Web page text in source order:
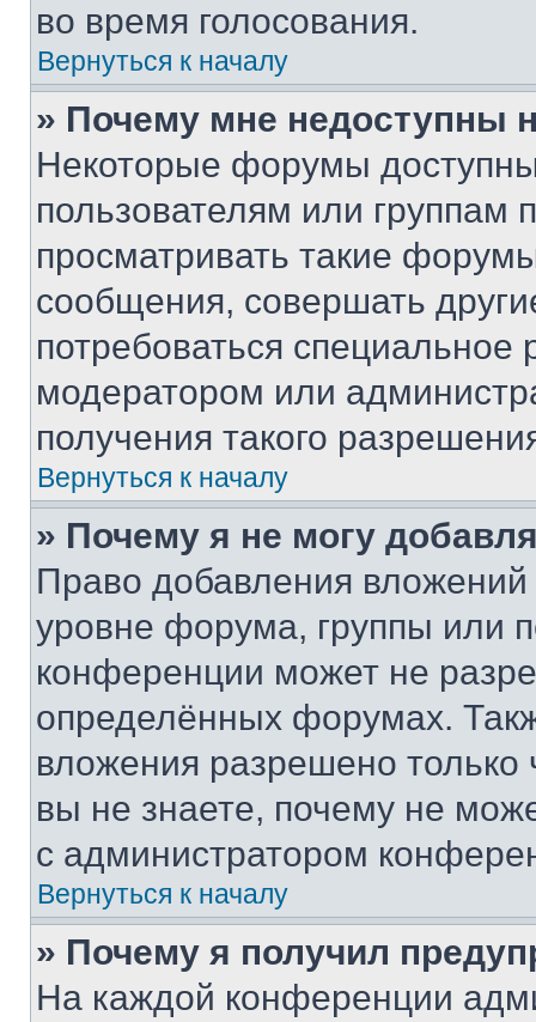
во время голосования.
Вернуться к началу
» Почему мне недоступны
Некоторые форумы
пользователям или группам
просматривать такие
сообщения, совершать
потребоваться
модератором или
получения такого
Вернуться к началу
» Почему я не могу
Право добавления
уровне форума, группы или
конференции может не
определённых форумах.
вложения разрешено
вы не знаете, почему не
с администратором
Вернуться к началу
» Почему я получил
На каждой конференции